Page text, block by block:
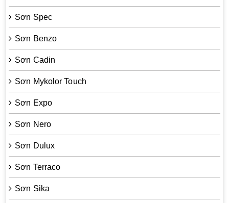
Sơn Spec
Sơn Benzo
Sơn Cadin
Sơn Mykolor Touch
Sơn Expo
Sơn Nero
Sơn Dulux
Sơn Terraco
Sơn Sika